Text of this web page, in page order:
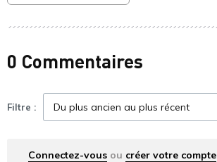
0 Commentaires
Filtre :
Connectez-vous ou créer votre compte